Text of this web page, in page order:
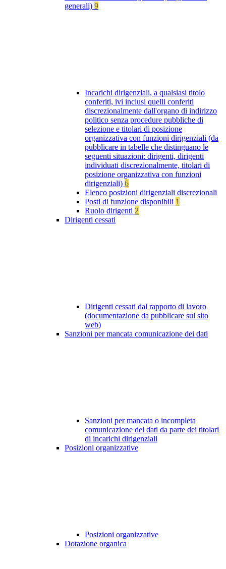
generali) 9
Incarichi dirigenziali, a qualsiasi titolo
conferiti, ivi inclusi quelli conferiti
discrezionalmente dall'organo di indirizzo
politico senza procedure pubbliche di
selezione e titolari di posizione
organizzativa con funzioni dirigenziali (da
pubblicare in tabelle che distinguano le
seguenti situazioni: dirigenti, dirigenti
individuati discrezionalmente, titolari di
posizione organizzativa con funzioni
dirigenziali) 6
Elenco posizioni dirigenziali discrezionali
Posti di funzione disponibili 1
Ruolo dirigenti 2
Dirigenti cessati
Dirigenti cessati dal rapporto di lavoro
(documentazione da pubblicare sul sito
web)
Sanzioni per mancata comunicazione dei dati
Sanzioni per mancata o incompleta
comunicazione dei dati da parte dei titolari
di incarichi dirigenziali
Posizioni organizzative
Posizioni organizzative
Dotazione organica